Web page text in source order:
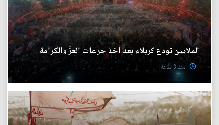
الملايين تودع كربلاء بعد أخذ جرعات العزّ والكرامة
منذ 3 ساعة